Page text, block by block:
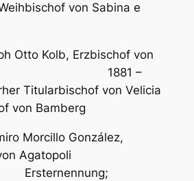
von Sabina e
Otto Kolb, Erzbischof von
1881 –
von Velicia
von Bamberg
Morcillo González,
von Agatopoli
Ersternennung;